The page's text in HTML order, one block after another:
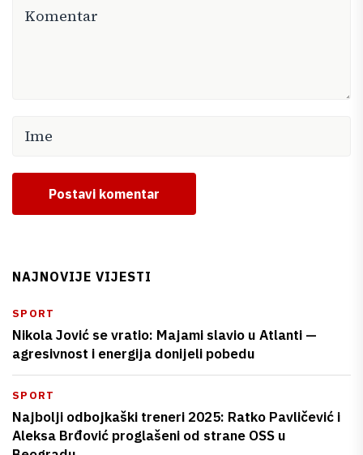
Postavi komentar
NAJNOVIJE VIJESTI
SPORT
Nikola Jović se vratio: Majami slavio u Atlanti —
agresivnost i energija donijeli pobedu
SPORT
Najbolji odbojkaški treneri 2025: Ratko Pavličević i
Aleksa Brđović proglašeni od strane OSS u